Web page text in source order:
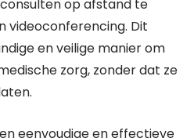
op afstand te
videoconferencing. Dit
en veilige manier om
zorg, zonder dat ze
eenvoudige en effectieve